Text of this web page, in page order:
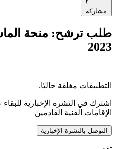
مشاركة
طلب ترشح: منحة
2023
التطبيقات مغلقة حاليًا.
اشترك في النشرة الإخبارية
الإقامات الفنية القادمين
التوصل بالنشرة الإخبارية